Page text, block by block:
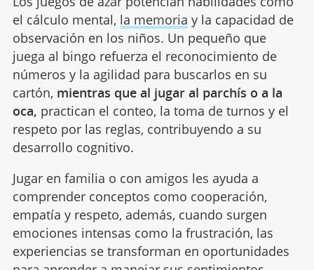
el cálculo mental, la memoria y la capacidad de
observación en los niños. Un pequeño que
juega al bingo refuerza el reconocimiento de
números y la agilidad para buscarlos en su
cartón, mientras que al jugar al parchís o a la
oca, practican el conteo, la toma de turnos y el
respeto por las reglas, contribuyendo a su
desarrollo cognitivo.
Jugar en familia o con amigos les ayuda a
comprender conceptos como cooperación,
empatía y respeto, además, cuando surgen
emociones intensas como la frustración, las
experiencias se transforman en oportunidades